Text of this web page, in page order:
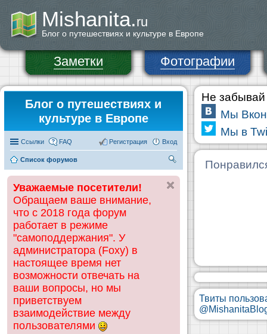
Mishanita.ru
Блог о путешествиях и культуре в Европе
Заметки Фотографии
Блог о путешествиях и
культуре в Европе
Ссылки FAQ Вход
Регистрация
Список форумов
ск
Уважаемые посетители!
Обращаем ваше внимание,
что с 2018 года форум
работает в режиме
"самоподдержания". У
администратора (Foxy) в
настоящее время нет
возможности отвечать на
ваши вопросы, но мы
приветствуем
взаимодействие между
пользователями
Не забывай
Мы
Мы в
Твиты